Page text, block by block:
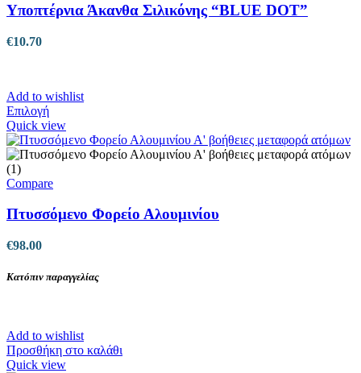
Υποπτέρνια Άκανθα Σιλικόνης “BLUE DOT”
€10.70
Add to wishlist
ΕπιλογήΑυτό
το
προϊόν
έχει
παραλλαγές.
επιλογές
μπορούν
σελίδα
Quick view
Compare
Πτυσσόμενο Φορείο Αλουμινίου
€98.00
Κατόπιν παραγγελίας
Add to wishlist
Προσθήκη στο καλάθι
Quick view